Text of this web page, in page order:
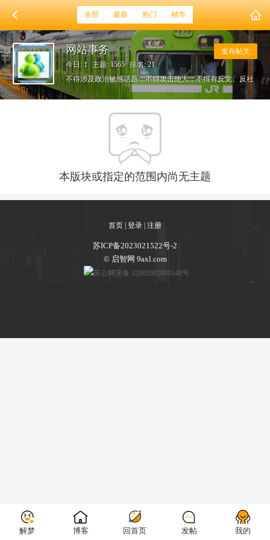
全部 最新 热门 精华
网站事务
今日: 1 主题: 1565 排名: 21
发布帖文
不得涉及政治敏感话题；不得攻击他人；不得有反党、反社
会、煽动民族分裂言论；不得污言秽语；遵守法律规范与网
解梦 博客 回首页 发帖 我的
本版块或指定的范围内尚无主题
首页 | 登录 | 注册
苏ICP备2023021522号-2
© 启智网 9axl.com
苏公网安备 32082902000140号
解梦 博客 回首页 发帖 我的